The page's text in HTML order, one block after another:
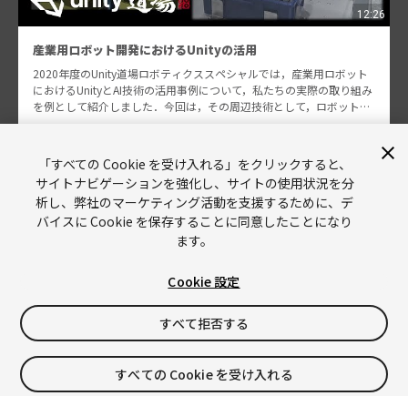
12:26
産業用ロボット開発におけるUnityの活用
2020年度のUnity道場ロボティクススペシャルでは，産業用ロボット
におけるUnityとAI技術の活用事例について，私たちの実際の取り組み
を例として紹介しました．今回は，その周辺技術として，ロボットの
太刀掛 浩貴 他
Unity
Copyright © 2026 Unity Technologies
リーガル情報 プライバシーポリシー Cookies
「すべての Cookie を受け入れる」をクリックすると、
サイトナビゲーションを強化し、サイトの使用状況を分
析し、弊社のマーケティング活動を支援するために、デ
バイスに Cookie を保存することに同意したことになり
ます。
Cookie 設定
すべて拒否する
すべての Cookie を受け入れる